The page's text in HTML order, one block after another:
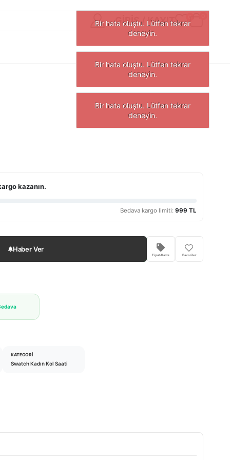
GIRIŞ / KAYIT
kazanın.
Bedava kargo limiti: 999 TL
Haber Ver
Fiyat Alarmı Favoriler
KATEGORI
Swatch Kadın Kol Saati